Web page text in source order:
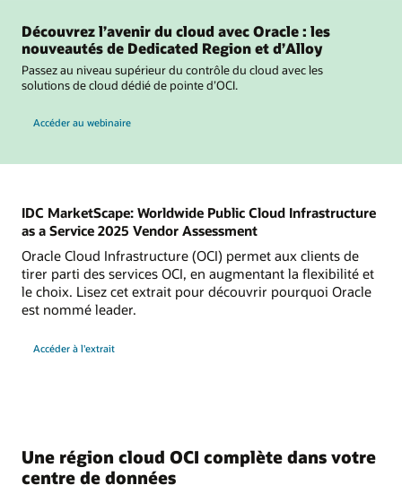
Découvrez l’avenir du cloud avec Oracle : les
nouveautés de Dedicated Region et d’Alloy
Passez au niveau supérieur du contrôle du cloud avec les
solutions de cloud dédié de pointe d’OCI.
Accéder au webinaire
IDC MarketScape: Worldwide Public Cloud Infrastructure
as a Service 2025 Vendor Assessment
Oracle Cloud Infrastructure (OCI) permet aux clients de
tirer parti des services OCI, en augmentant la flexibilité et
le choix. Lisez cet extrait pour découvrir pourquoi Oracle
est nommé leader.
Accéder à l'extrait
Une région cloud OCI complète dans votre
centre de données